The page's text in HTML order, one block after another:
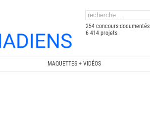
254 concours documentés
6 414 projets
MAQUETTES + VIDÉOS